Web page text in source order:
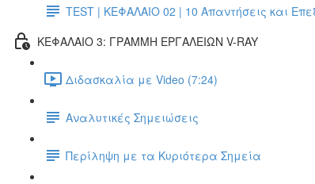
TEST | ΚΕΦΑΛΑΙΟ 02 | 10 Απαντήσεις και
ΚΕΦΑΛΑΙΟ 3: ΓΡΑΜΜΗ ΕΡΓΑΛΕΙΩΝ V-RAY
Διδασκαλία με Video (7:24)
Αναλυτικές Σημειώσεις
Περίληψη με τα Κυριότερα Σημεία